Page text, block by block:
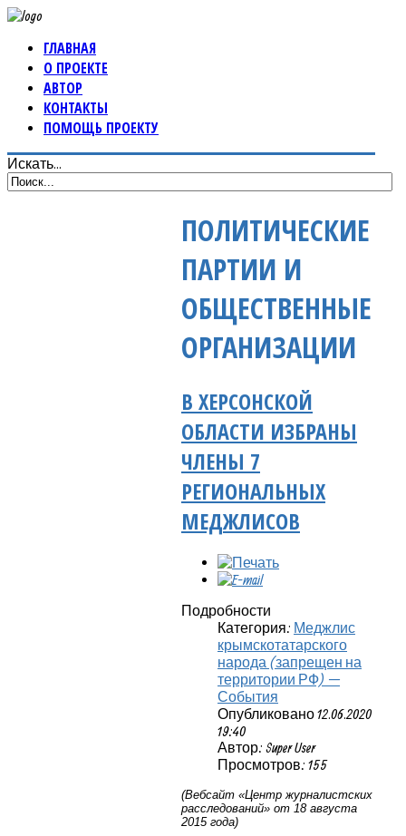
ГЛАВНАЯ
О ПРОЕКТЕ
АВТОР
КОНТАКТЫ
ПОМОЩЬ ПРОЕКТУ
Искать...
ПОЛИТИЧЕСКИЕ
ПАРТИИ И
ОБЩЕСТВЕННЫЕ
ОРГАНИЗАЦИИ
В ХЕРСОНСКОЙ
ОБЛАСТИ ИЗБРАНЫ
ЧЛЕНЫ 7
РЕГИОНАЛЬНЫХ
МЕДЖЛИСОВ
Подробности
Категория: Меджлис
крымскотатарского
народа (запрещен на
территории РФ) —
События
Опубликовано 12.06.2020
19:40
Автор: Super User
Просмотров: 155
(Вебсайт «Центр журналистских
расследований» от 18 августа
2015 года)